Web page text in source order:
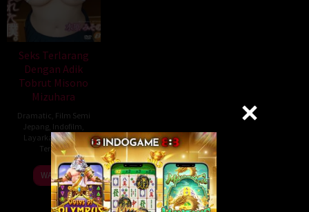
Seks Terlarang
Dengan Adik
Tobrut Misono
Mizuhara
Dramatic Film Semi
Jepang Indofilm
Layarkaca,Lk21,
Terbit21
WATCH